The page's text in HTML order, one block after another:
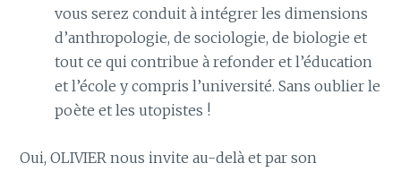
vous serez conduit à intégrer les dimensions
d’anthropologie, de sociologie, de biologie et
tout ce qui contribue à refonder et l’éducation
et l’école y compris l’université. Sans oublier le
poète et les utopistes !
Oui, OLIVIER nous invite au-delà et par son